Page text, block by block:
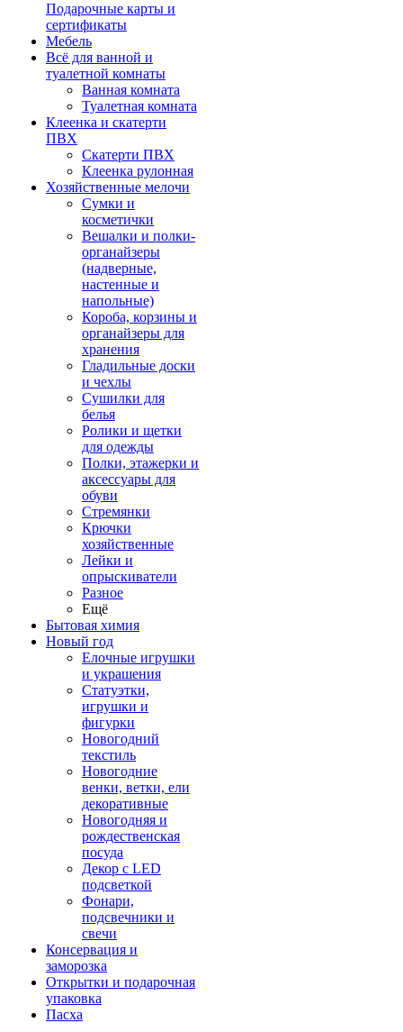
Подарочные карты и
сертификаты
Мебель
Всё для ванной и
туалетной комнаты
Ванная комната
Туалетная комната
Клеенка и скатерти
ПВХ
Скатерти ПВХ
Клеенка рулонная
Хозяйственные мелочи
Сумки и
косметички
Вешалки и полки-
органайзеры
(надверные,
настенные и
напольные)
Короба, корзины и
органайзеры для
хранения
Гладильные доски
и чехлы
Сушилки для
белья
Ролики и щетки
для одежды
Полки, этажерки и
аксессуары для
обуви
Стремянки
Крючки
хозяйственные
Лейки и
опрыскиватели
Разное
Ещё
Бытовая химия
Новый год
Елочные игрушки
и украшения
Статуэтки,
игрушки и
фигурки
Новогодний
текстиль
Новогодние
венки, ветки, ели
декоративные
Новогодняя и
рождественская
посуда
Декор с LED
подсветкой
Фонари,
подсвечники и
свечи
Консервация и
заморозка
Открытки и подарочная
упаковка
Пасха